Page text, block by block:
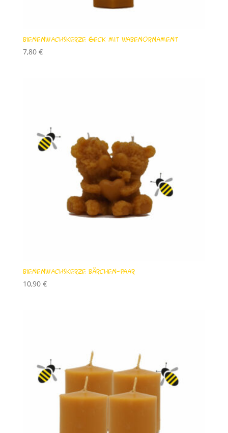
Bienenwachskerze 6eck mit Wabenornament
7,80 €
Bienenwachskerze Bärchen-Paar
10,90 €